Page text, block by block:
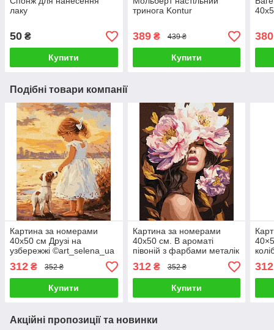
лаку
50 ₴
Купити
тринога Kontur
389₴ 439 ₴
Купити
380
Подібні товари компанії
Картина за номерами
40х50 см Друзі на
узбережжі ©art_selena_ua
312 ₴ 352 ₴
Купити
Картина за номерами
40х50 см. В ароматі
півоній з фарбами металік
КНО8443
312₴ 352 ₴
Купити
312
Акційні пропозиції та новинки